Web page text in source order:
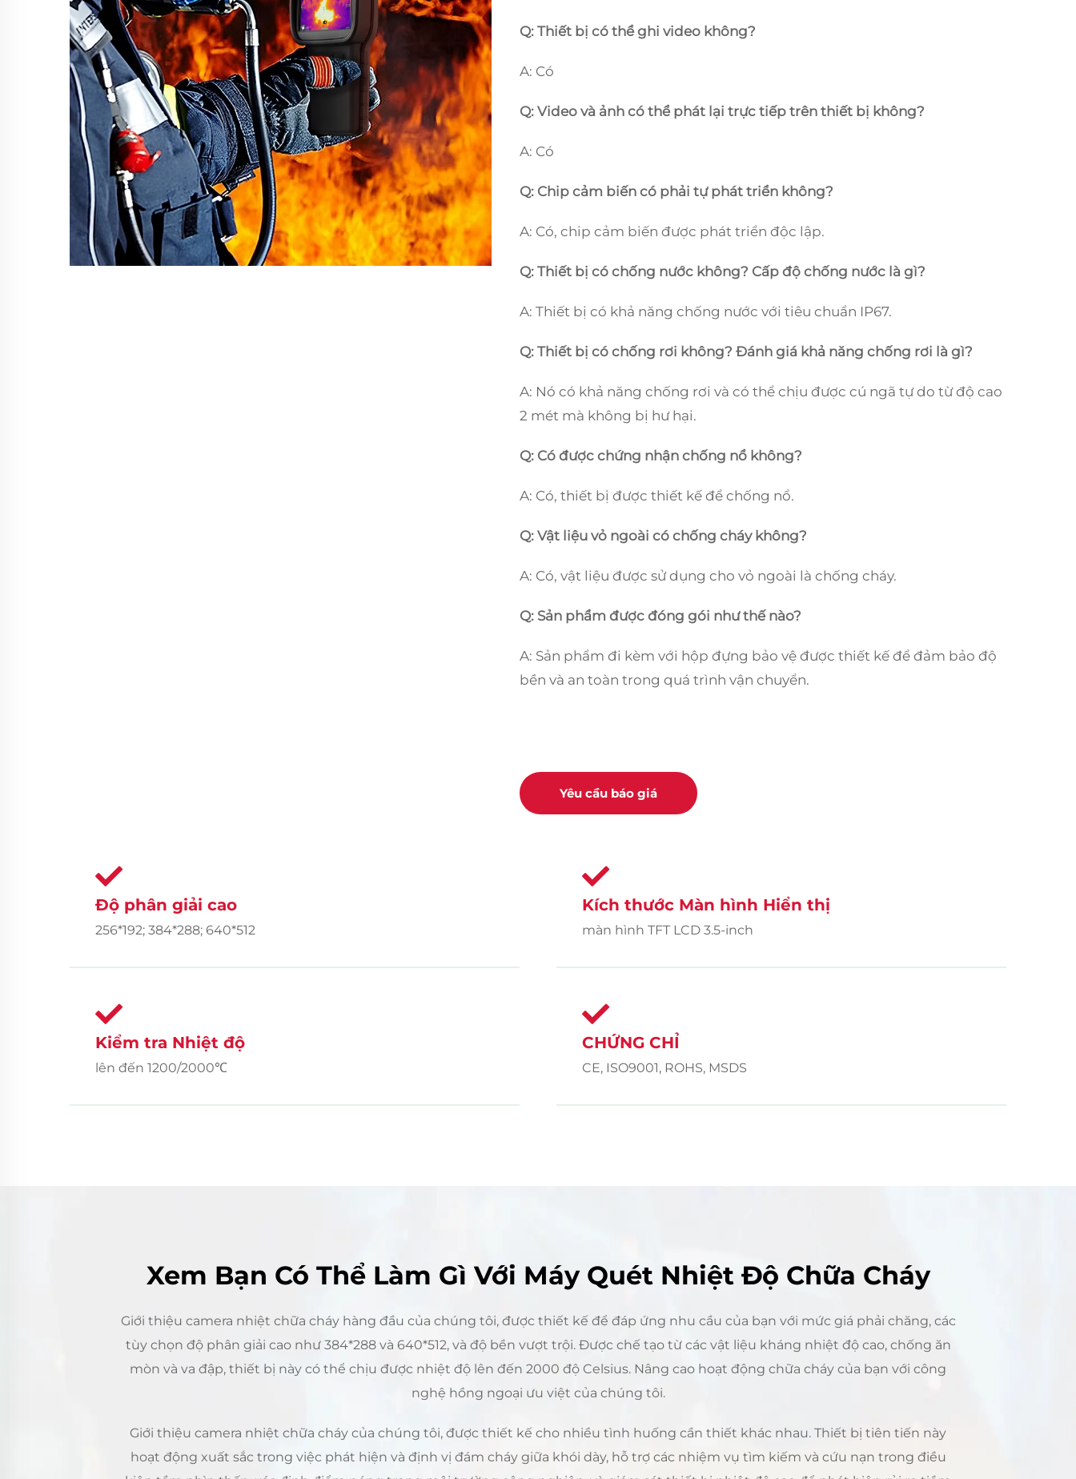
Q: Thiết bị có thể ghi video không?
A: Có
Q: Video và ảnh có thể phát lại trực tiếp trên thiết bị không?
A: Có
Q: Chip cảm biến có phải tự phát triển không?
A: Có, chip cảm biến được phát triển độc lập.
Q: Thiết bị có chống nước không? Cấp độ chống nước là gì?
A: Thiết bị có khả năng chống nước với tiêu chuẩn IP67.
Q: Thiết bị có chống rơi không? Đánh giá khả năng chống rơi là gì?
A: Nó có khả năng chống rơi và có thể chịu được cú ngã tự do từ độ cao
2 mét mà không bị hư hại.
Q: Có được chứng nhận chống nổ không?
A: Có, thiết bị được thiết kế để chống nổ.
Q: Vật liệu vỏ ngoài có chống cháy không?
A: Có, vật liệu được sử dụng cho vỏ ngoài là chống cháy.
Q: Sản phẩm được đóng gói như thế nào?
A: Sản phẩm đi kèm với hộp đựng bảo vệ được thiết kế để đảm bảo độ
bền và an toàn trong quá trình vận chuyển.
Yêu cầu báo giá
Độ phân giải cao
256*192; 384*288; 640*512
Kích thước Màn hình Hiển thị
màn hình TFT LCD 3.5-inch
Kiểm tra Nhiệt độ
lên đến 1200/2000℃
CHỨNG CHỈ
CE, ISO9001, ROHS, MSDS
Xem Bạn Có Thể Làm Gì Với Máy Quét Nhiệt Độ Chữa Cháy
Giới thiệu camera nhiệt chữa cháy hàng đầu của chúng tôi, được thiết kế để đáp ứng nhu cầu của bạn với mức giá phải chăng, các
tùy chọn độ phân giải cao như 384*288 và 640*512, và độ bền vượt trội. Được chế tạo từ các vật liệu kháng nhiệt độ cao, chống ăn
mòn và va đập, thiết bị này có thể chịu được nhiệt độ lên đến 2000 độ Celsius. Nâng cao hoạt động chữa cháy của bạn với công
nghệ hồng ngoại ưu việt của chúng tôi.
Giới thiệu camera nhiệt chữa cháy của chúng tôi, được thiết kế cho nhiều tình huống cần thiết khác nhau. Thiết bị tiên tiến này
hoạt động xuất sắc trong việc phát hiện và định vị đám cháy giữa khói dày, hỗ trợ các nhiệm vụ tìm kiếm và cứu nạn trong điều